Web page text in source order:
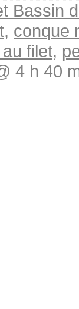
Bassin
, conque
filet,
4 h 40